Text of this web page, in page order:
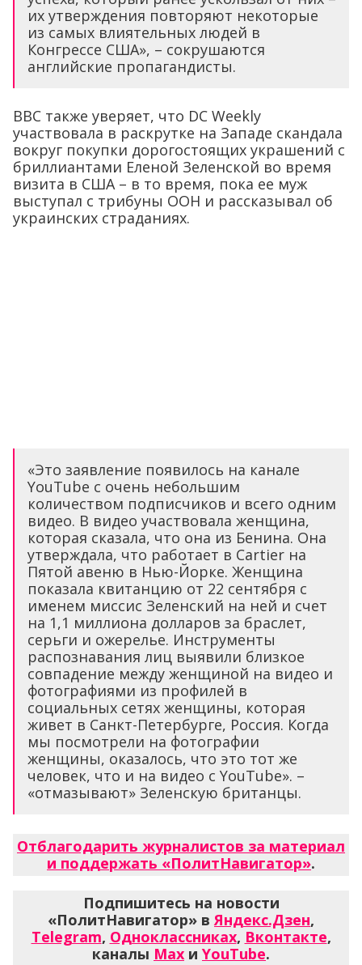
их утверждения повторяют некоторые
из самых влиятельных людей в
Конгрессе США», – сокрушаются
английские пропагандисты.
BBC также уверяет, что DC Weekly
участвовала в раскрутке на Западе скандала
вокруг покупки дорогостоящих украшений с
бриллиантами Еленой Зеленской во время
визита в США – в то время, пока ее муж
выступал с трибуны ООН и рассказывал об
украинских страданиях.
«Это заявление появилось на канале
YouTube с очень небольшим
количеством подписчиков и всего одним
видео. В видео участвовала женщина,
которая сказала, что она из Бенина. Она
утверждала, что работает в Cartier на
Пятой авеню в Нью-Йорке. Женщина
показала квитанцию от 22 сентября с
именем миссис Зеленский на ней и счет
на 1,1 миллиона долларов за браслет,
серьги и ожерелье. Инструменты
распознавания лиц выявили близкое
совпадение между женщиной на видео и
фотографиями из профилей в
социальных сетях женщины, которая
живет в Санкт-Петербурге, Россия. Когда
мы посмотрели на фотографии
женщины, оказалось, что это тот же
человек, что и на видео с YouTube». –
«отмазывают» Зеленскую британцы.
Отблагодарить журналистов за материал
и поддержать «ПолитНавигатор».
Подпишитесь на новости
«ПолитНавигатор» вЯндекс.Дзен,
Telegram, Одноклассниках, Вконтакте,
каналы Max и YouTube.